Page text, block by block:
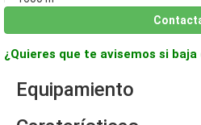
¿Quieres que te avisemos si baja
Equipamiento